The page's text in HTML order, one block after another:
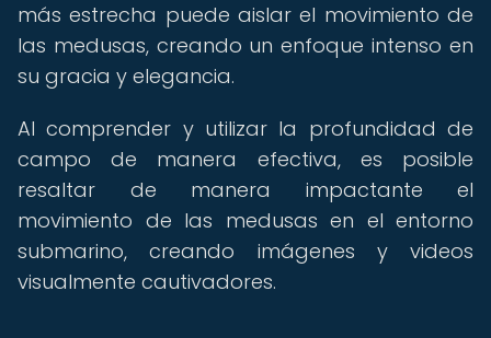
más estrecha puede aislar el movimiento de
las medusas, creando un enfoque intenso en
su gracia y elegancia.
Al comprender y utilizar la profundidad de
campo de manera efectiva, es posible
resaltar de manera impactante el
movimiento de las medusas en el entorno
submarino, creando imágenes y videos
visualmente cautivadores.